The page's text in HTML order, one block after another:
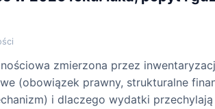
zmierzona przez
(obowiązek prawny, strukturalne
i dlaczego wydatki